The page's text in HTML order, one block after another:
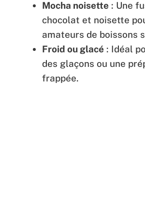
Mocha noisette : Une
chocolat et noisette
amateurs de boissons
Froid ou glacé : Idéal
des glaçons ou une
frappée.